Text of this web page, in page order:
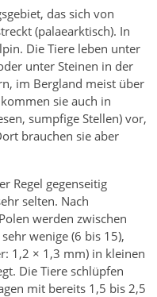
das sich von
(palaearktisch). In
Die Tiere leben unter
unter Steinen in der
im Bergland meist über
sie auch in
sumpfige Stellen) vor,
brauchen sie aber
Regel gegenseitig
selten. Nach
werden zwischen
wenige (6 bis 15),
1,2 × 1,3 mm) in kleinen
Die Tiere schlüpfen
mit bereits 1,5 bis 2,5